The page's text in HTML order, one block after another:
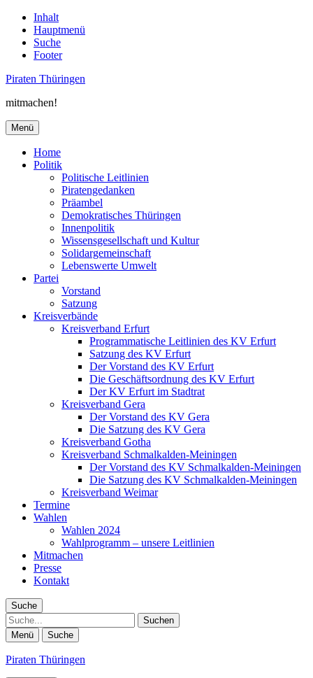
Inhalt
Hauptmenü
Suche
Footer
Piraten Thüringen
mitmachen!
Menü
Home
Politik
Politische Leitlinien
Piratengedanken
Präambel
Demokratisches Thüringen
Innenpolitik
Wissensgesellschaft und Kultur
Solidargemeinschaft
Lebenswerte Umwelt
Partei
Vorstand
Satzung
Kreisverbände
Kreisverband Erfurt
Programmatische Leitlinien des KV Erfurt
Satzung des KV Erfurt
Der Vorstand des KV Erfurt
Die Geschäftsordnung des KV Erfurt
Der KV Erfurt im Stadtrat
Kreisverband Gera
Der Vorstand des KV Gera
Die Satzung des KV Gera
Kreisverband Gotha
Kreisverband Schmalkalden-Meiningen
Der Vorstand des KV Schmalkalden-Meiningen
Die Satzung des KV Schmalkalden-Meiningen
Kreisverband Weimar
Termine
Wahlen
Wahlen 2024
Wahlprogramm – unsere Leitlinien
Mitmachen
Presse
Kontakt
Suche
Suche
Menü Suche
Piraten Thüringen